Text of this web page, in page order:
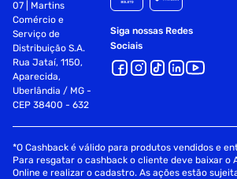
07 | Martins
Comércio e
Serviço de
Distribuição S.A.
Rua Jataí, 1150,
Aparecida,
Uberlândia / MG -
CEP 38400 - 632
Siga nossas Redes
Sociais
*O Cashback é válido para produtos vendidos e
Para resgatar o cashback o cliente deve baixar o
Online e realizar o cadastro. As ações estão